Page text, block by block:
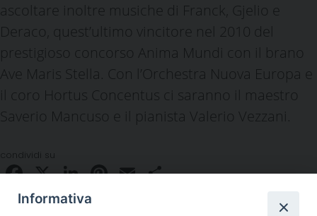
ascoltare inoltre musiche di Franck, Gjelio e
Deraco, quest’ultimo vincitore nel 2010 del
prestigioso concorso Anima Mundi con il brano
Ave Maris Stella. Con l’Orchestra Nuova Europa e
il coro Hortus Concentus ci saranno il maestro
Saverio Mancuso e il pianista Valerio Vezzani.
condividi su
Facebook
X LinkedIn
Pinterest
EmailCondividi
Informativa